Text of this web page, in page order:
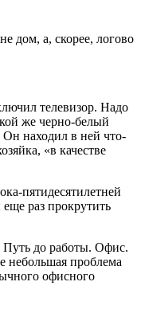
дом, а, скорее, логово
телевизор. Надо
же черно-белый
Он находил в ней что-
«в качестве
пятидесятилетней
раз прокрутить
Путь до работы. Офис.
небольшая проблема
офисного